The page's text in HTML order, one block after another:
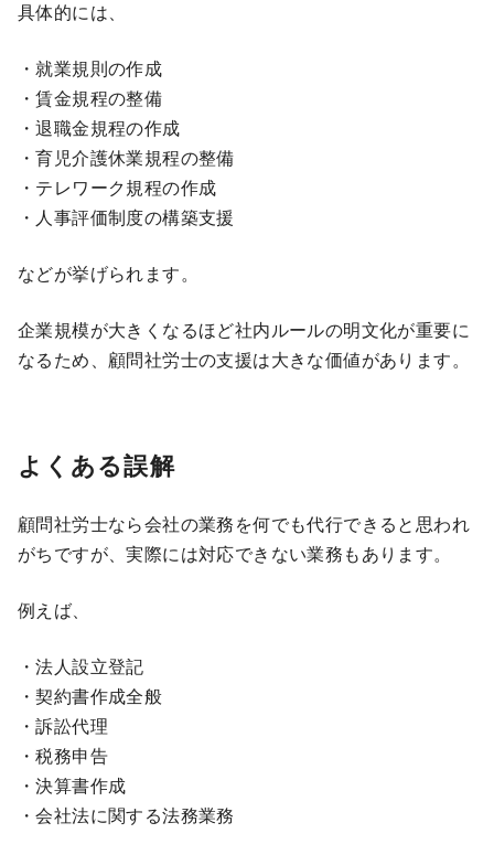
具体的には、
・就業規則の作成
・賃金規程の整備
・退職金規程の作成
・育児介護休業規程の整備
・テレワーク規程の作成
・人事評価制度の構築支援
などが挙げられます。
企業規模が大きくなるほど社内ルールの明文化が重要に
なるため、顧問社労士の支援は大きな価値があります。
よくある誤解
顧問社労士なら会社の業務を何でも代行できると思われ
がちですが、実際には対応できない業務もあります。
例えば、
・法人設立登記
・契約書作成全般
・訴訟代理
・税務申告
・決算書作成
・会社法に関する法務業務